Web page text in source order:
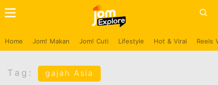
Home Jom! Makan Jom! Cuti Lifestyle Hot & Viral Reels
Tag: gajah Asia